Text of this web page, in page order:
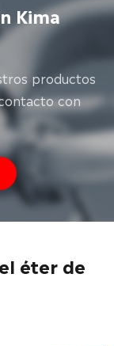
Kima
productos
con
éter de